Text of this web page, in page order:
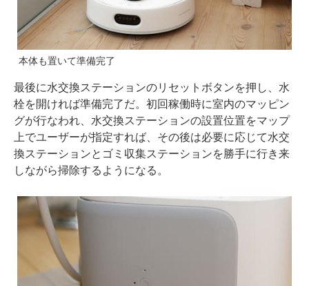
本体も置いて準備完了
最後に水交換ステーションのリセットボタンを押し、水
栓を開ければ準備完了だ。初回稼働時に室内のマッピン
グが行なわれ、水交換ステーションの設置位置をマップ
上でユーザーが指定すれば、その後は必要に応じて水交
換ステーションとゴミ収集ステーションを勝手に行き来
しながら掃除するようになる。